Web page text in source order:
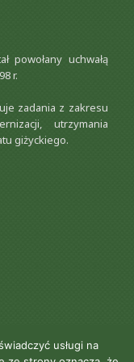
powołany uchwałą
r.
zadania z zakresu
utrzymania
giżyckiego.
Created byCzudix
usługi na